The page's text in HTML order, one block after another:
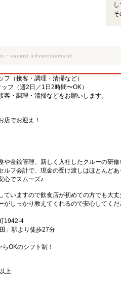
そ
フ（接客・調理・清掃など）
フ（週2日／1日2時間〜OK）
客・調理・清掃などをお願いします。
店でお迎え！
や金銭管理、新しく入社したクルーの研修
ルフ会計で、現金の受け渡しはほとんど
心でスムーズ♪
ていますので飲食店が初めての方でも大丈
がしっかり教えてくれるので安心してくだ
1942-4
」駅より徒歩27分
OKのシフト制！
上